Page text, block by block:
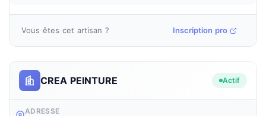
Vous êtes cet artisan ? Inscription pro
CREA PEINTURE Actif
ADRESSE